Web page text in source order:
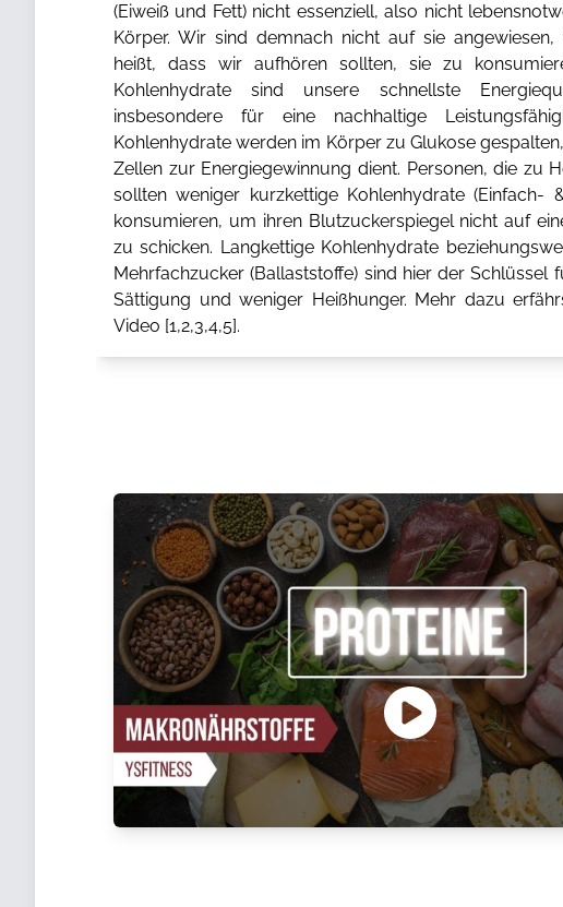
(Eiweiß und Fett) nicht essenziell, also nicht
Körper. Wir sind demnach nicht auf sie
heißt, dass wir aufhören sollten, sie zu
Kohlenhydrate sind unsere schnellste
insbesondere für eine nachhaltige
Kohlenhydrate werden im Körper zu Glukose
Zellen zur Energiegewinnung dient. Personen, die zu
sollten weniger kurzkettige Kohlenhydrate (Einfach-
konsumieren, um ihren Blutzuckerspiegel nicht auf
zu schicken. Langkettige Kohlenhydrate
Mehrfachzucker (Ballaststoffe) sind hier der Schlüssel
Sättigung und weniger Heißhunger. Mehr dazu
Video [1,2,3,4,5].